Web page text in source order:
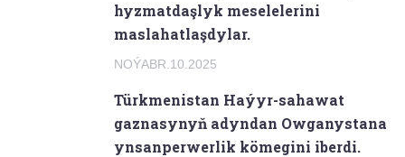
hyzmatdaşlyk meselelerini
maslahatlaşdylar.
NOÝABR.10.2025
Türkmenistan Haýyr-sahawat
gaznasynyň adyndan Owganystana
ynsanperwerlik kömegini iberdi.